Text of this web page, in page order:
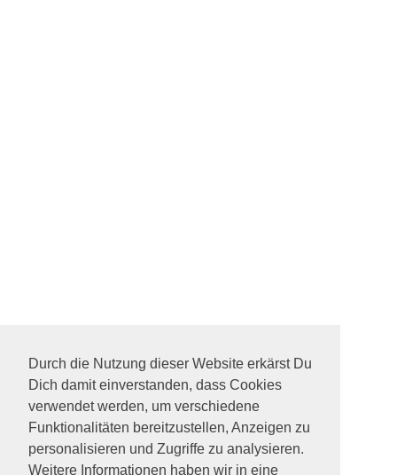
Durch die Nutzung dieser Website erkärst Du
Dich damit einverstanden, dass Cookies
verwendet werden, um verschiedene
Funktionalitäten bereitzustellen, Anzeigen zu
personalisieren und Zugriffe zu analysieren.
Weitere Informationen haben wir in eine